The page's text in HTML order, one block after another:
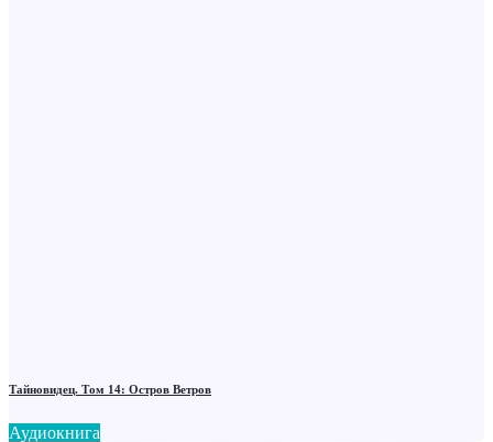
Тайновидец. Том 14: Остров Ветров
Аудиокнига